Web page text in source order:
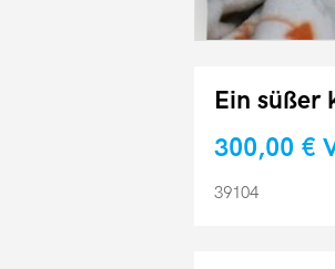
Ein süßer
300,00 €
39104